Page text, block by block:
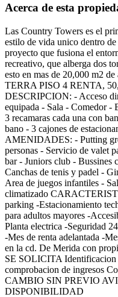
Acerca de esta
Las Country Towers es el
estilo de vida unico dentro
proyecto que fusiona el
recreativo, que alberga dos
esto en mas de 20,000 m2
TERRA PISO 4 RENTA,
DESCRIPCION: - Acceso
equipada - Sala - Comedor -
3 recamaras cada una con
bano - 3 cajones de
AMENIDADES: - Putting
personas - Servicio de valet
bar - Juniors club - Bussines
Canchas de tenis y padel -
Area de juegos infantiles -
climatizado
parking -Estacionamiento
para adultos mayores -
Planta electrica -Seguridad
-Mes de renta adelantada -
en la cd. De Merida con
SE SOLICITA Identificacion
comprobacion de ingresos
CAMBIO SIN PREVIO
DISPONIBILIDAD